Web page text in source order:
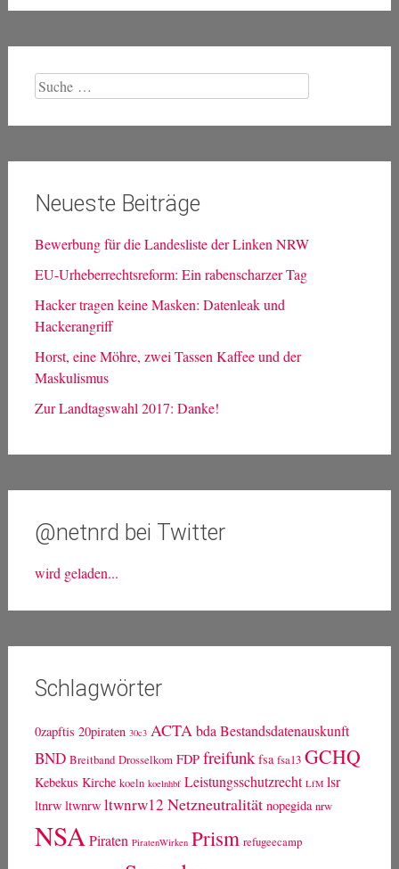
Suche
nach:
Neueste Beiträge
Bewerbung für die Landesliste der Linken NRW
EU-Urheberrechtsreform: Ein rabenscharzer Tag
Hacker tragen keine Masken: Datenleak und
Hackerangriff
Horst, eine Möhre, zwei Tassen Kaffee und der
Maskulismus
Zur Landtagswahl 2017: Danke!
@netnrd bei Twitter
wird geladen...
Schlagwörter
0zapftis 20piraten 30c3 ACTA bda Bestandsdatenauskunft
BND Breitband Drosselkom FDP freifunk fsa fsa13 GCHQ
Kebekus Kirche koeln koelnhbf Leistungsschutzrecht LfM lsr
ltnrw ltwnrw ltwnrw12 Netzneutralität nopegida nrw
NSA Piraten PiratenWirken Prism refugeecamp